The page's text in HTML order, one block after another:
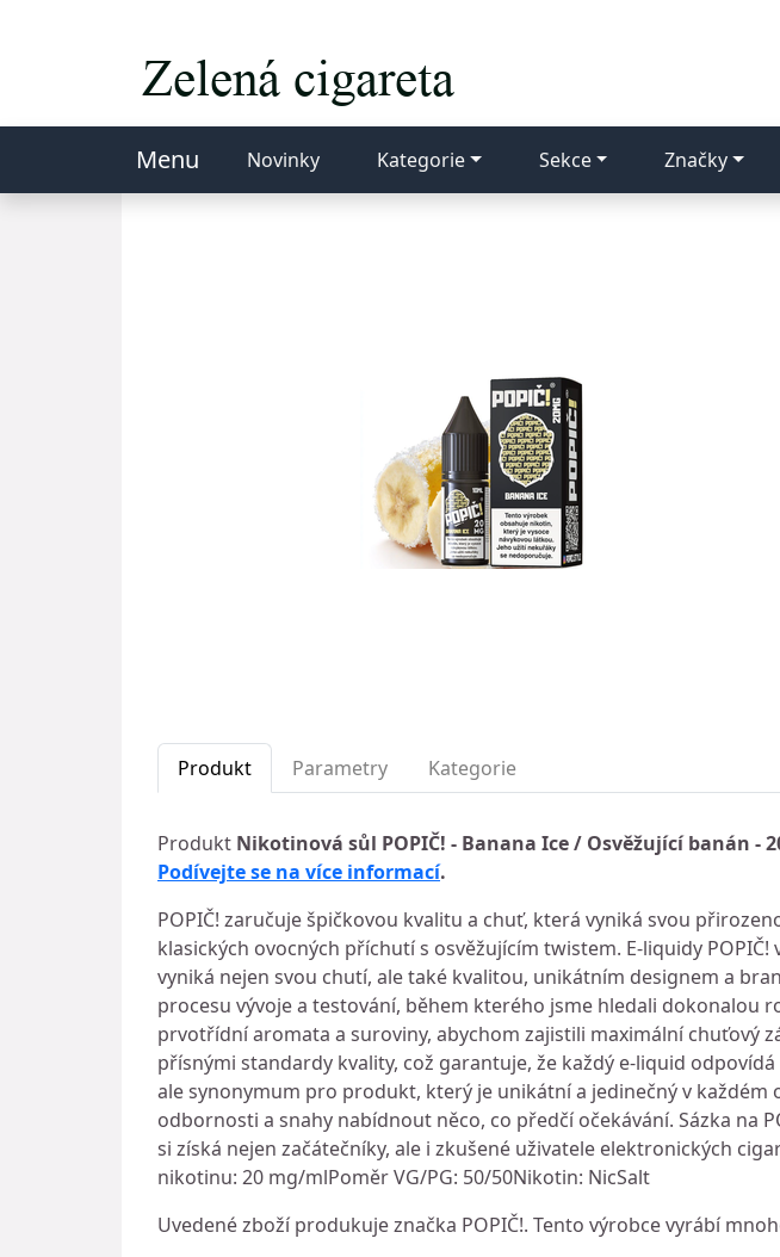
Menu Novinky Kategorie Sekce Značky
Produkt Parametry Kategorie
Produkt Nikotinová sůl POPIČ! - Banana Ice / Osvěžující banán -
Podívejte se na více informací.
POPIČ! zaručuje špičkovou kvalitu a chuť, která vyniká svou
klasických ovocných příchutí s osvěžujícím twistem. E-liquidy
vyniká nejen svou chutí, ale také kvalitou, unikátním designem a
procesu vývoje a testování, během kterého jsme hledali dokonalou
prvotřídní aromata a suroviny, abychom zajistili maximální chuťový
přísnými standardy kvality, což garantuje, že každý e-liquid
ale synonymum pro produkt, který je unikátní a jedinečný v každém
odbornosti a snahy nabídnout něco, co předčí očekávání. Sázka na
si získá nejen začátečníky, ale i zkušené uživatele elektronických
nikotinu: 20 mg/mlPoměr VG/PG: 50/50Nikotin: NicSalt
Uvedené zboží produkuje značka POPIČ!. Tento výrobce vyrábí